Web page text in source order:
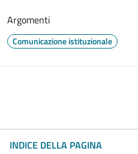
Argomenti
Comunicazione istituzionale
INDICE DELLA PAGINA